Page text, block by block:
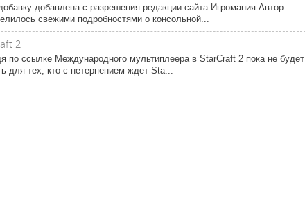
добавлена с разрешения редакции сайта Игромания.Автор:
свежими подробностями о консольной...
2
по ссылке Международного мультиплеера в StarCraft 2 пока не будет
для тех, кто с нетерпением ждет Sta...